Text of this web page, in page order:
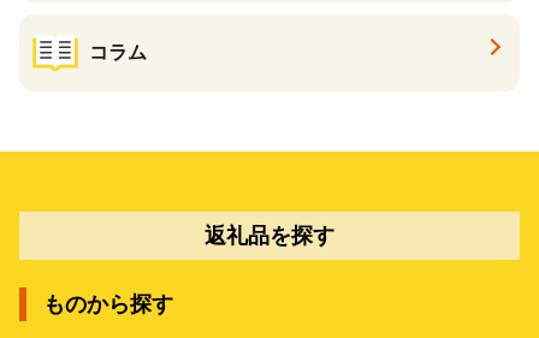
コラム
返礼品を探す
ものから探す